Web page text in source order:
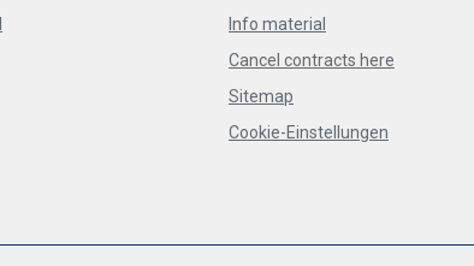
Info material
Cancel contracts here
Sitemap
Cookie-Einstellungen